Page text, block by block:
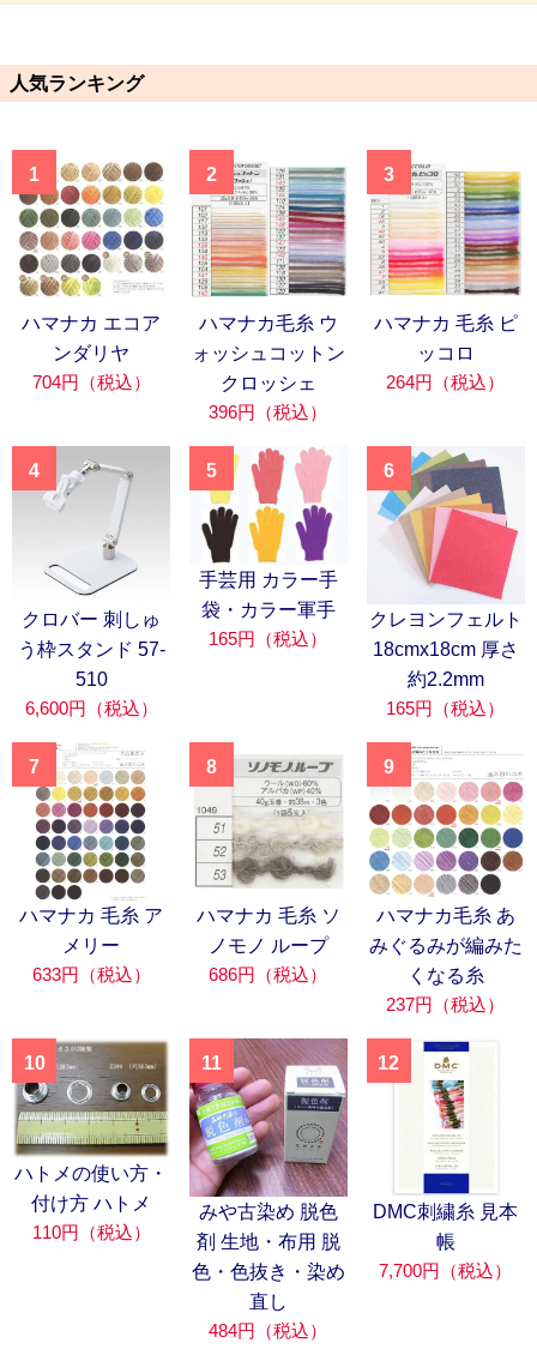
人気ランキング
1
ハマナカ エコア
ンダリヤ
704円（税込）
2
ハマナカ毛糸 ウ
ォッシュコットン
クロッシェ
396円（税込）
3
ハマナカ 毛糸 ピ
ッコロ
264円（税込）
4
クロバー 刺しゅ
う枠スタンド 57-
510
6,600円（税込）
5
手芸用 カラー手
袋・カラー軍手
165円（税込）
6
クレヨンフェルト
18cmx18cm 厚さ
約2.2mm
165円（税込）
7
ハマナカ 毛糸 ア
メリー
633円（税込）
8
ハマナカ 毛糸 ソ
ノモノ ループ
686円（税込）
9
ハマナカ毛糸 あ
みぐるみが編みた
くなる糸
237円（税込）
10
ハトメの使い方・
付け方 ハトメ
110円（税込）
11
みや古染め 脱色
剤 生地・布用 脱
色・色抜き・染め
直し
484円（税込）
12
DMC刺繍糸 見本
帳
7,700円（税込）